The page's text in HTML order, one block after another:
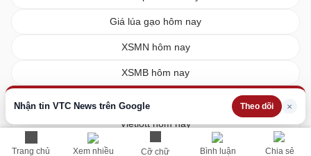
Trang chủ Xem nhiều Cỡ chữ Bình luận Chia sẻ
Nhận tin VTC News trên Google Theo dõi ×
Giá lúa gạo hôm nay
XSMN hôm nay
XSMB hôm nay
Vietlott hôm nay